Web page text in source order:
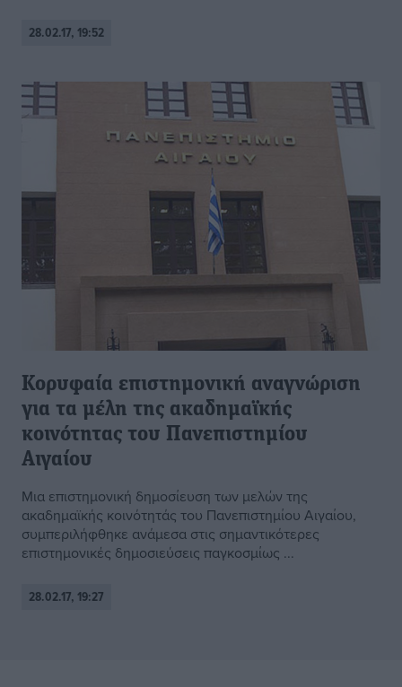
28.02.17, 19:52
Κορυφαία επιστημονική αναγνώριση
για τα μέλη της ακαδημαϊκής
κοινότητας του Πανεπιστημίου
Αιγαίου
Μια επιστημονική δημοσίευση των μελών της
ακαδημαϊκής κοινότητάς του Πανεπιστημίου Αιγαίου,
συμπεριλήφθηκε ανάμεσα στις σημαντικότερες
επιστημονικές δημοσιεύσεις παγκοσμίως ...
28.02.17, 19:27